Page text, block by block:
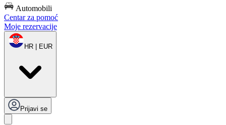
Automobili
Centar za pomoć
Moje rezervacije
HR | EUR
Prijavi se